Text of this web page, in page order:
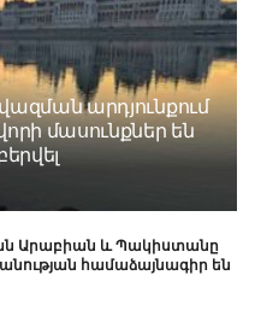
արդյունքում
մասունքներ են
Արաբիան և Պակիստանը
համաձայնագիր են